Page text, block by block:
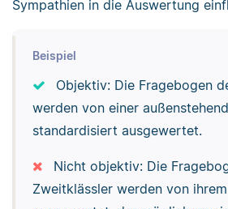
Sympathien in die Auswertung
Beispiel
Objektiv: Die Fragebogen
werden von einer
standardisiert ausgewertet.
Nicht objektiv: Die
Zweitklässler werden von